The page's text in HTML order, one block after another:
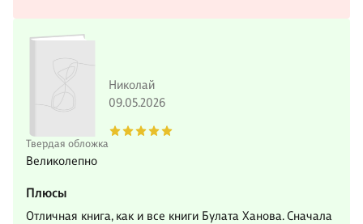
Твердая обложка
Николай
09.05.2026
Великолепно
Плюсы
Отличная книга, как и все книги Булата Ханова. Сначала